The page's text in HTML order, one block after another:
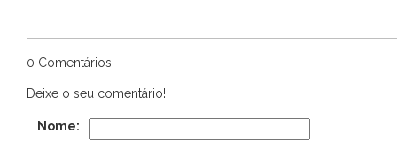
0 Comentários
Deixe o seu comentário!
Nome: